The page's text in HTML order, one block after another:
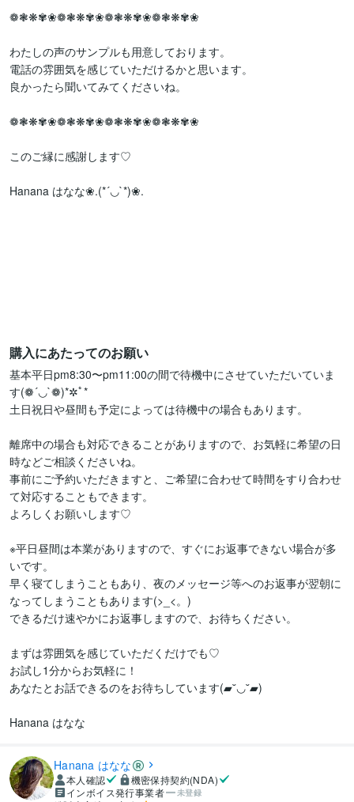
❁❃❋✾❀❁❃❋✾❀❁❃❋✾❀❁❃❋✾❀
わたしの声のサンプルも用意しております。
電話の雰囲気を感じていただけるかと思います。
良かったら聞いてみてくださいね。
❁❃❋✾❀❁❃❋✾❀❁❃❋✾❀❁❃❋✾❀
このご縁に感謝します♡
Hanana はなな❀.(*´◡`*)❀.
購入にあたってのお願い
基本平日pm8:30〜pm11:00の間で待機中にさせていただいていま
す(❁´◡`❁)*✲ﾟ*
土日祝日や昼間も予定によっては待機中の場合もあります。
離席中の場合も対応できることがありますので、お気軽に希望の日
時などご相談くださいね。
事前にご予約いただきますと、ご希望に合わせて時間をすり合わせ
て対応することもできます。
よろしくお願いします♡
※平日昼間は本業がありますので、すぐにお返事できない場合が多
いです。
早く寝てしまうこともあり、夜のメッセージ等へのお返事が翌朝に
なってしまうこともあります(>_<。)
できるだけ速やかにお返事しますので、お待ちください。
まずは雰囲気を感じていただくだけでも♡
お試し1分からお気軽に！
あなたとお話できるのをお待ちしています(▰˘◡˘▰)
Hanana はなな
Hanana はなな
本人確認
機密保持契約(NDA)
インボイス発行事業者
未登録